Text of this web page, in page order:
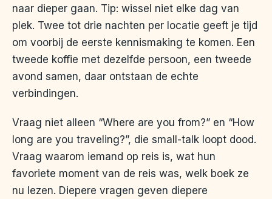
naar dieper gaan. Tip: wissel niet elke dag van
plek. Twee tot drie nachten per locatie geeft je tijd
om voorbij de eerste kennismaking te komen. Een
tweede koffie met dezelfde persoon, een tweede
avond samen, daar ontstaan de echte
verbindingen.
Vraag niet alleen “Where are you from?” en “How
long are you traveling?”, die small-talk loopt dood.
Vraag waarom iemand op reis is, wat hun
favoriete moment van de reis was, welk boek ze
nu lezen. Diepere vragen geven diepere